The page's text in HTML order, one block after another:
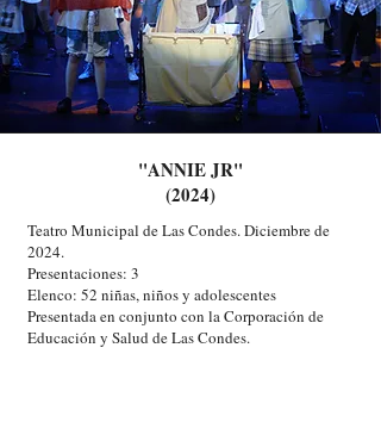
"ANNIE JR"
(2024)
Teatro Municipal de Las Condes. Diciembre de
2024.
Presentaciones: 3
Elenco: 52 niñas, niños y adolescentes
Presentada en conjunto con la Corporación de
Educación y Salud de Las Condes.